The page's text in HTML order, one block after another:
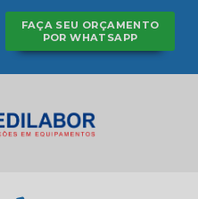
FAÇA SEU ORÇAMENTO
POR WHATSAPP